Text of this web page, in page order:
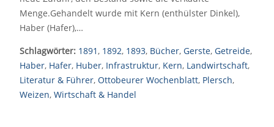
Menge.Gehandelt wurde mit Kern (enthülster Dinkel),
Haber (Hafer),…
Schlagwörter: 1891, 1892, 1893, Bücher, Gerste, Getreide,
Haber, Hafer, Huber, Infrastruktur, Kern, Landwirtschaft,
Literatur & Führer, Ottobeurer Wochenblatt, Plersch,
Weizen, Wirtschaft & Handel